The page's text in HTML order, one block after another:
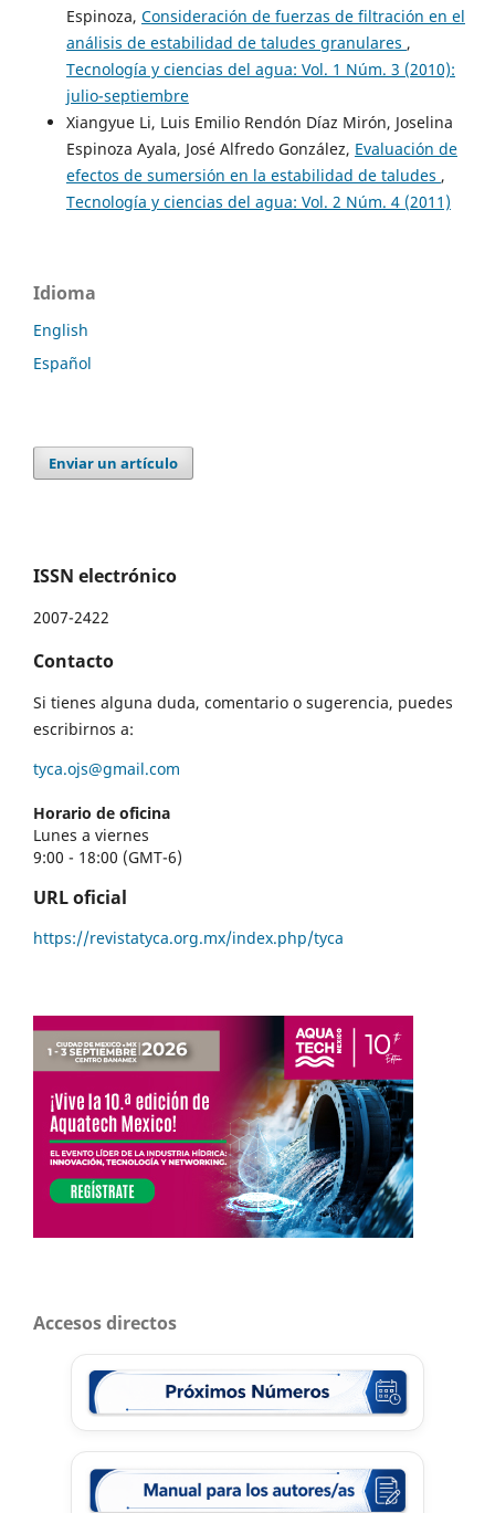
Espinoza, Consideración de fuerzas de filtración en el
análisis de estabilidad de taludes granulares ,
Tecnología y ciencias del agua: Vol. 1 Núm. 3 (2010):
julio-septiembre
Xiangyue Li, Luis Emilio Rendón Díaz Mirón, Joselina
Espinoza Ayala, José Alfredo González, Evaluación de
efectos de sumersión en la estabilidad de taludes ,
Tecnología y ciencias del agua: Vol. 2 Núm. 4 (2011)
Idioma
English
Español
Enviar un artículo
ISSN electrónico
2007-2422
Contacto
Si tienes alguna duda, comentario o sugerencia, puedes
escribirnos a:
tyca.ojs@gmail.com
Horario de oficina
Lunes a viernes
9:00 - 18:00 (GMT-6)
URL oficial
https://revistatyca.org.mx/index.php/tyca
Accesos directos